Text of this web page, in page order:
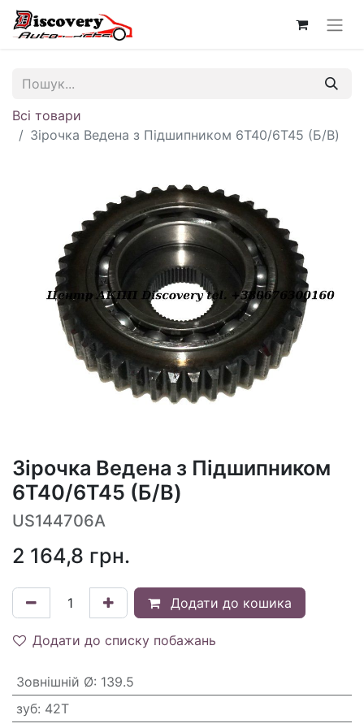
Всі товари
Зірочка Ведена з Підшипником 6T40/6T45 (Б/В)
Зірочка Ведена з Підшипником
6T40/6T45 (Б/В)
US144706A
2 164,8 грн.
Додати до кошика
Додати до списку побажань
Зовнішній Ø: 139.5
зуб: 42T